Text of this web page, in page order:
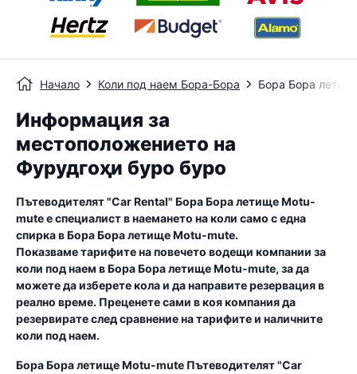
Начало Коли под наем Бора-Бора Бора Бора
Информация за
местоположението на
Фурудгоҳи буро буро
Пътеводителят "Car Rental" Бора Бора летище Motu-
muteе специалист в наемането на коли само с една
спирка вБора Бора летище Motu-mute.
Показваме тарифите на повечето водещи компании за
коли под наем вБора Бора летище Motu-mute, за да
можете да изберете кола и да направите резервация в
реално време. Преценете сами в коя компания да
резервирате след сравнение на тарифите и наличните
коли под наем.
Бора Бора летище Motu-mute Пътеводителят "Car